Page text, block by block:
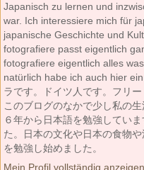
Japanisch zu lernen und
war. Ich interessiere mich für
japanische Geschichte und
fotografiere passt eigentlich
fotografiere eigentlich alles
natürlich habe ich auch hier
ラです。ドイツ人です。フリ
このブログのなかで少し私の
６年から日本語を勉強してい
た。日本の文化や日本の食物
を勉強し始めました。
Mein Profil vollständig anzeigen